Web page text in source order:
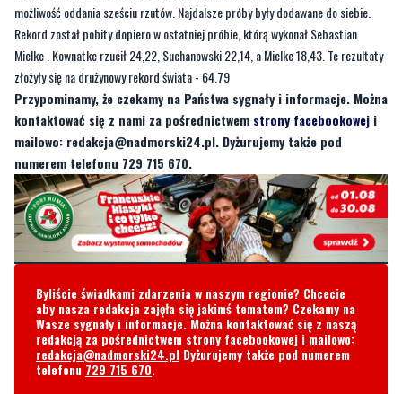
złożyły się na drużynowy rekord świata - 64.79
Przypominamy, że czekamy na Państwa sygnały i informacje. Można
kontaktować się z nami za pośrednictwem strony facebookoweji
mailowo:redakcja@nadmorski24.pl. Dyżurujemy także pod
numerem telefonu 729 715 670.
Byliście świadkami zdarzenia w naszym regionie? Chcecie
aby nasza redakcja zajęła się jakimś tematem? Czekamy na
Wasze sygnały i informacje. Można kontaktować się z naszą
redakcja@nadmorski24.plDyżurujemy także pod numerem
telefonu729 715 670.
Komentarze